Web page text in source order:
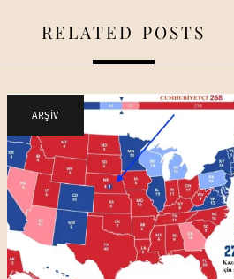
RELATED POSTS
ARŞİV